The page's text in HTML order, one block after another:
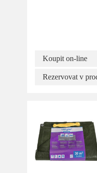
Koupit on-line
Rezervovat v